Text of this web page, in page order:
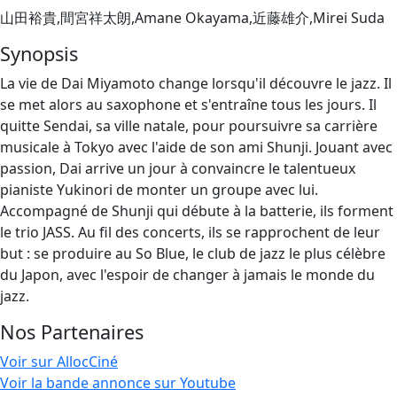
山田裕貴,間宮祥太朗,Amane Okayama,近藤雄介,Mirei Suda
Synopsis
La vie de Dai Miyamoto change lorsqu'il découvre le jazz. Il
se met alors au saxophone et s'entraîne tous les jours. Il
quitte Sendai, sa ville natale, pour poursuivre sa carrière
musicale à Tokyo avec l'aide de son ami Shunji. Jouant avec
passion, Dai arrive un jour à convaincre le talentueux
pianiste Yukinori de monter un groupe avec lui.
Accompagné de Shunji qui débute à la batterie, ils forment
le trio JASS. Au fil des concerts, ils se rapprochent de leur
but : se produire au So Blue, le club de jazz le plus célèbre
du Japon, avec l'espoir de changer à jamais le monde du
jazz.
Nos Partenaires
Voir sur AllocCiné
Voir la bande annonce sur Youtube